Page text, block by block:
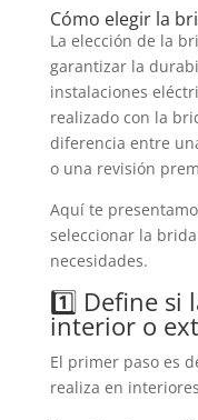
Cómo elegir la
La elección de la
garantizar la
instalaciones
realizado con la
diferencia entre
o una revisión
Aquí te
seleccionar la
necesidades.
1️⃣ Define si
interior o
El primer paso es
realiza en